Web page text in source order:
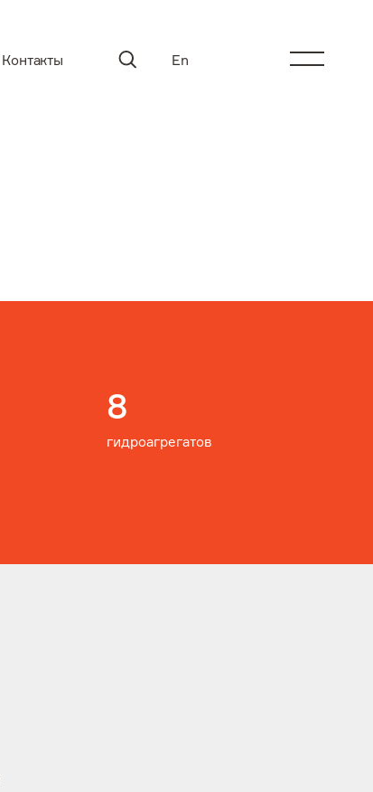
Контакты En
8
гидроагрегатов